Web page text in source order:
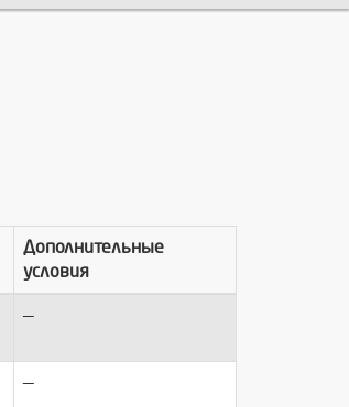
Дополнительные
условия
—
—